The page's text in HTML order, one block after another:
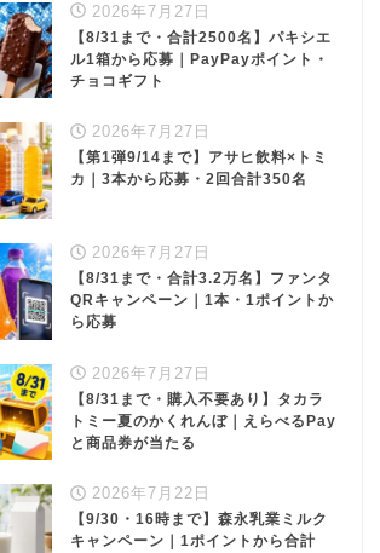
2026年7月27日
【8/31まで・合計2500名】パキシエ
ル1箱から応募｜PayPayポイント・
チョコギフト
2026年7月27日
【第1弾9/14まで】アサヒ飲料×トミ
カ｜3本から応募・2回合計350名
2026年7月27日
【8/31まで・合計3.2万名】ファンタ
QRキャンペーン｜1本・1ポイントか
ら応募
2026年7月27日
【8/31まで・購入不要あり】タカラ
トミー夏のかくれんぼ｜えらべるPay
と商品券が当たる
2026年7月22日
【9/30・16時まで】森永乳業ミルク
キャンペーン｜1ポイントから合計